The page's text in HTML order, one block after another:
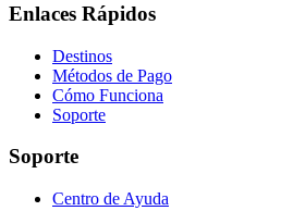
Enlaces Rápidos
Destinos
Métodos de Pago
Cómo Funciona
Soporte
Soporte
Centro de Ayuda